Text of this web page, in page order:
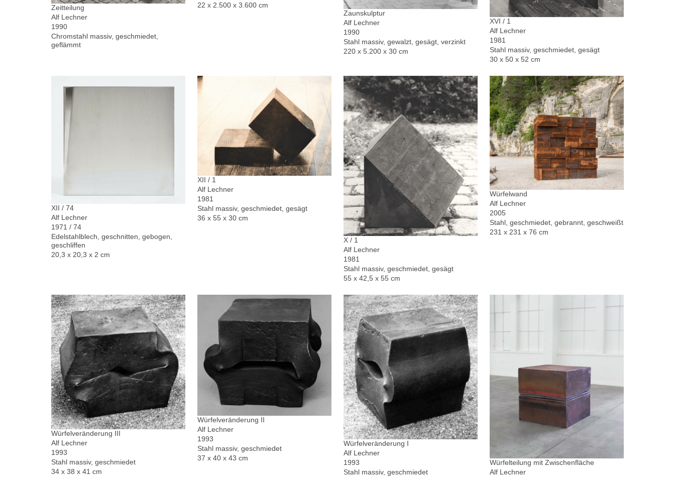
Zeitteilung
Alf Lechner
1990
Chromstahl massiv, geschmiedet,
geflämmt
22 x 2.500 x 3.600 cm
Zaunskulptur
Alf Lechner
1990
Stahl massiv, gewalzt, gesägt, verzinkt
220 x 5.200 x 30 cm
XVI / 1
Alf Lechner
1981
Stahl massiv, geschmiedet, gesägt
30 x 50 x 52 cm
XII / 74
Alf Lechner
1971 / 74
Edelstahlblech, geschnitten, gebogen,
geschliffen
20,3 x 20,3 x 2 cm
XII / 1
Alf Lechner
1981
Stahl massiv, geschmiedet, gesägt
36 x 55 x 30 cm
X / 1
Alf Lechner
1981
Stahl massiv, geschmiedet, gesägt
55 x 42,5 x 55 cm
Würfelwand
Alf Lechner
2005
Stahl, geschmiedet, gebrannt, geschweißt
231 x 231 x 76 cm
Würfelveränderung III
Alf Lechner
1993
Stahl massiv, geschmiedet
34 x 38 x 41 cm
Würfelveränderung II
Alf Lechner
1993
Stahl massiv, geschmiedet
37 x 40 x 43 cm
Würfelveränderung I
Alf Lechner
1993
Stahl massiv, geschmiedet
Würfelteilung mit Zwischenfläche
Alf Lechner